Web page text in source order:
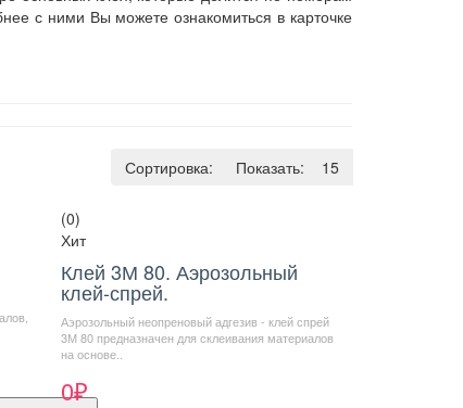
с ними Вы можете ознакомиться в карточке
Показать: 15
Сортировка: По умолчанию
(0)
Хит
Клей 3М 80. Аэрозольный
клей-спрей.
Аэрозольный неопреновый адгезив - клей спрей
3М 80 предназначен для склеивания материалов
на основе..
0₽